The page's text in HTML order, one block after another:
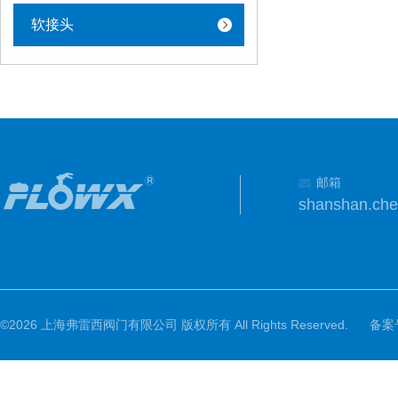
软接头
邮箱
©2026 上海弗雷西阀门有限公司 版权所有 All Rights Reserved. 备案